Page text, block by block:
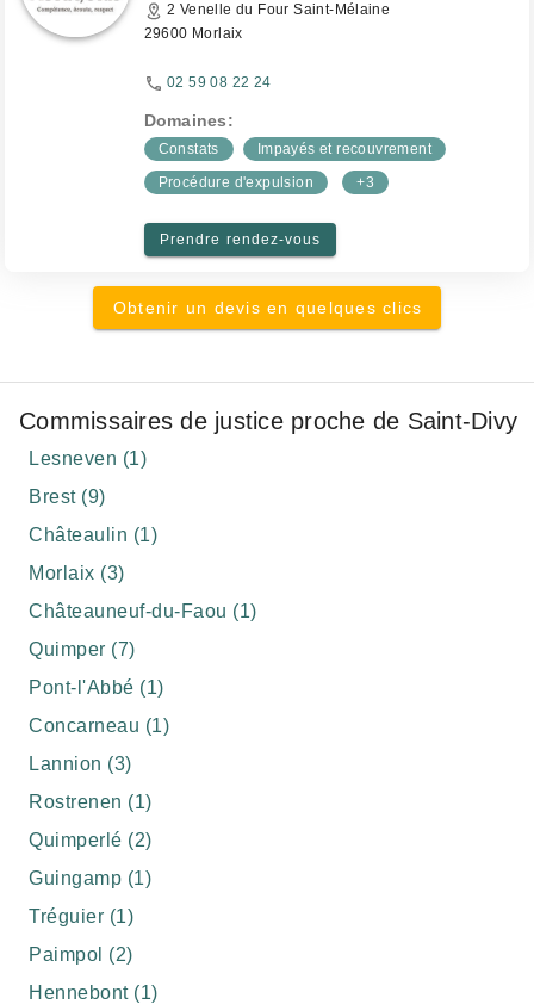
2 Venelle du Four Saint-Mélaine
29600 Morlaix
02 59 08 22 24
Domaines:
Constats
Impayés et recouvrement
Procédure d'expulsion
+3
Prendre rendez-vous
Obtenir un devis en quelques clics
Commissaires de justice proche de Saint-Divy
Lesneven (1)
Brest (9)
Châteaulin (1)
Morlaix (3)
Châteauneuf-du-Faou (1)
Quimper (7)
Pont-l'Abbé (1)
Concarneau (1)
Lannion (3)
Rostrenen (1)
Quimperlé (2)
Guingamp (1)
Tréguier (1)
Paimpol (2)
Hennebont (1)